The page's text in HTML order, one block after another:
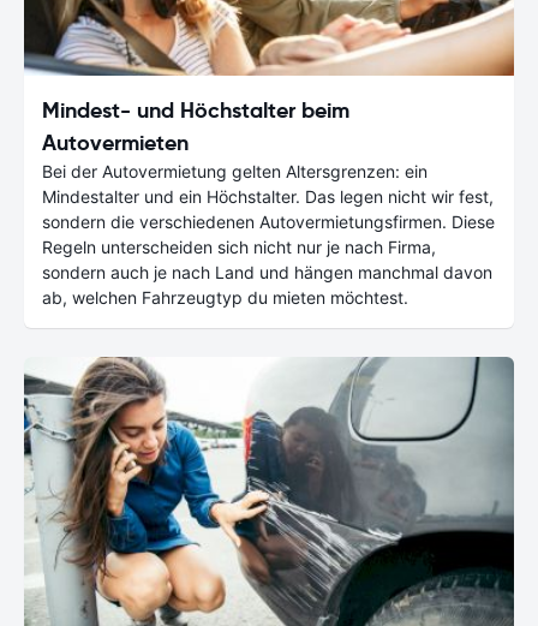
Mindest- und Höchstalter beim
Autovermieten
Bei der Autovermietung gelten Altersgrenzen: ein
Mindestalter und ein Höchstalter. Das legen nicht wir fest,
sondern die verschiedenen Autovermietungsfirmen. Diese
Regeln unterscheiden sich nicht nur je nach Firma,
sondern auch je nach Land und hängen manchmal davon
ab, welchen Fahrzeugtyp du mieten möchtest.